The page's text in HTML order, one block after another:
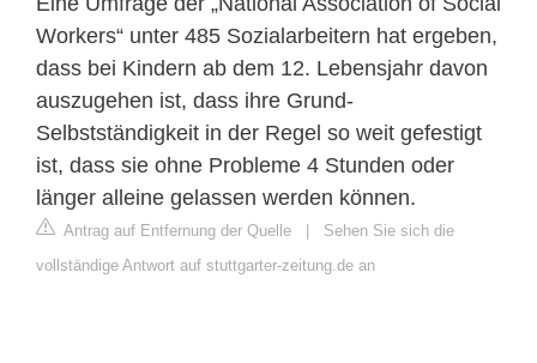
Workers“ unter 485 Sozialarbeitern hat ergeben,
dass bei Kindern ab dem 12. Lebensjahr davon
auszugehen ist, dass ihre Grund-
Selbstständigkeit in der Regel so weit gefestigt
ist, dass sie ohne Probleme 4 Stunden oder
länger alleine gelassen werden können.
Antrag auf Entfernung der Quelle | Sehen Sie sich die
vollständige Antwort auf stuttgarter-zeitung.de an